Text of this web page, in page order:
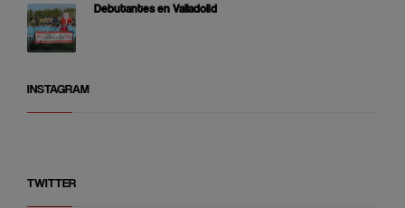
Debutantes en Valladolid
INSTAGRAM
TWITTER